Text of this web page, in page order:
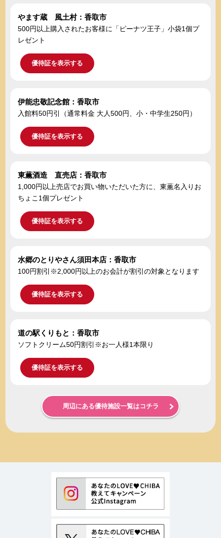
やます蔵 風土村：香取市
500円以上購入されたお客様に「ピーナツ王子」小袋1個プ
レゼント
優待証を表示する
伊能忠敬記念館：香取市
入館料50円引（通常料金 大人500円、小・中学生250円）
優待証を表示する
東薫酒造 直売店：香取市
1,000円以上売店でお買い物いただいた方に、東薫名入りお
ちょこ1個プレゼント
優待証を表示する
水郷のとりやさん須田本店：香取市
100円割引※2,000円以上のお会計が割引の対象となります
優待証を表示する
道の駅くりもと：香取市
ソフトクリーム50円割引※お一人様1本限り
優待証を表示する
周辺にある優待施設一覧はコチラ